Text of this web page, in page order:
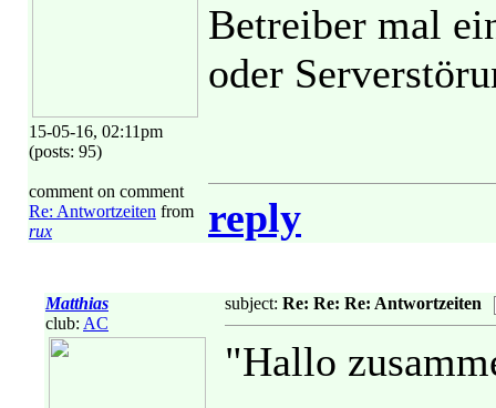
15-05-16, 02:11pm
(posts: 95)
comment on comment
Re: Antwortzeiten from
rux
Betreiber mal
oder
reply
Matthias
club: AC
subject: Re: Re: Re: Antwortzeiten
"Hallo